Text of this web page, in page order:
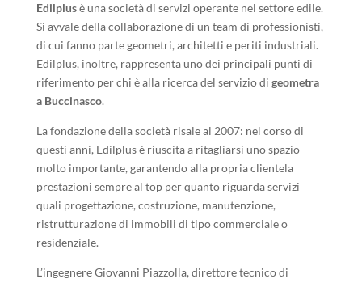
Edilplusè una società di servizi operante nel settore edile.
Si avvale della collaborazione di un team di professionisti,
di cui fanno parte geometri, architetti e periti industriali.
Edilplus, inoltre, rappresenta uno dei principali punti di
riferimento per chi è alla ricerca del servizio di geometra
a Buccinasco.
La fondazione della società risale al 2007: nel corso di
questi anni, Edilplus è riuscita a ritagliarsi uno spazio
molto importante, garantendo alla propria clientela
prestazioni sempre al top per quanto riguarda servizi
quali progettazione, costruzione, manutenzione,
ristrutturazione di immobili di tipo commerciale o
residenziale.
L’ingegnere Giovanni Piazzolla, direttore tecnico di